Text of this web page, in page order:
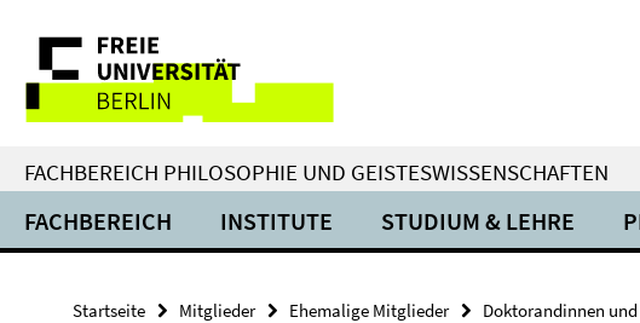
direkt
Inhalt
Service-
Navigation
FACHBEREICH PHILOSOPHIE UND GEISTESWISSENSCHAFTEN
FACHBEREICH INSTITUTE STUDIUM & LEHRE
Startseite Mitglieder Ehemalige Mitglieder Doktorandinnen